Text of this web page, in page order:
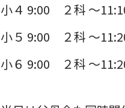
小４ 9:00 ２科 ～
小５ 9:00 ２科 ～
小６ 9:00 ２科 ～